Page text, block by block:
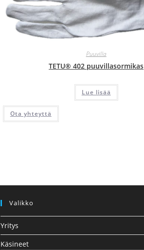
Puuvilla
TETU® 402 puuvillasormikas
Lue lisää
Ota yhteyttä
Valikko
Yritys
Käsineet